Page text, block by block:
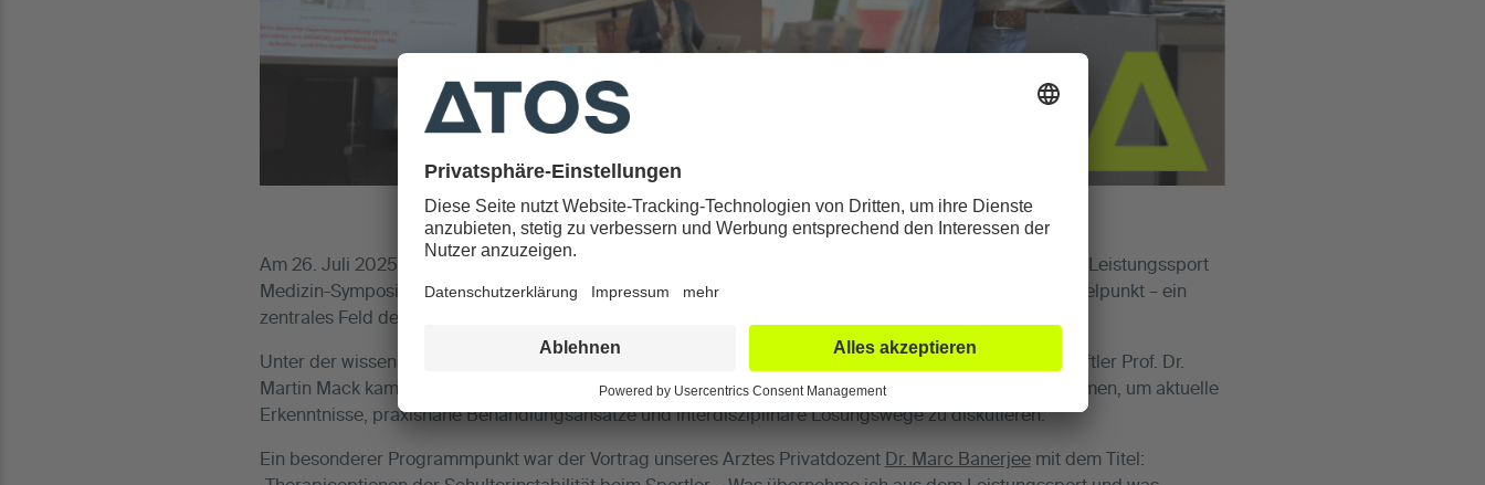
Am 26. Juli 2025 fand in der beeindruckenden Kulisse der Allianz Arena in München das renommierte Leistungssport
Medizin-Symposium statt. In diesem Jahr stand das Thema „Muskel- und Sehnenverletzungen“ im Mittelpunkt – ein
zentrales Feld der Sportmedizin, das sowohl den Spitzen- als auch den Breitensport betrifft.
Unter der wissenschaftlichen Leitung von Privatdozent Dr. Peter Brucker und Diplom-Sportwissenschaftler Prof. Dr.
Martin Mack kamen hochkarätige Expertinnen und Experten aus Medizin, Forschung und Sport zusammen, um aktuelle
Erkenntnisse, praxisnahe Behandlungsansätze und interdisziplinäre Lösungswege zu diskutieren.
Ein besonderer Programmpunkt war der Vortrag unseres Arztes Privatdozent Dr. Marc Banerjeemit dem Titel: